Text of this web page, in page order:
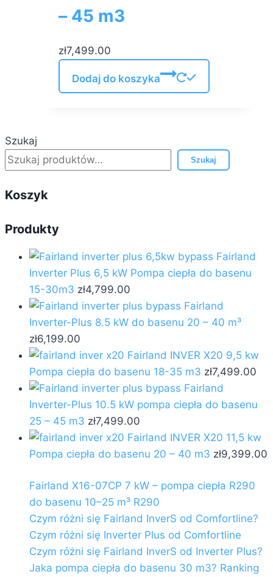
– 45 m3
zł7,499.00
Dodaj do koszyka
Szukaj
Szukaj
Koszyk
Produkty
Fairland
Inverter Plus 6,5 kW Pompa ciepła do basenu
15-30m3 zł4,799.00
Fairland
Inverter-Plus 8.5 kW do basenu 20 – 40 m³
zł6,199.00
Fairland INVER X20 9,5 kw
Pompa ciepła do basenu 18-35 m3 zł7,499.00
Fairland
Inverter-Plus 10.5 kW pompa ciepła do basenu
25 – 45 m3 zł7,499.00
Fairland INVER X20 11,5 kw
Pompa ciepła do basenu 20 – 40 m3 zł9,399.00
Fairland X16-07CP 7 kW – pompa ciepła R290
do basenu 10–25 m³ R290
Czym różni się Fairland InverS od Comfortline?
Czym różni się Inverter Plus od Comfortline
Czym różni się Fairland InverS od Inverter Plus?
Jaka pompa ciepła do basenu 30 m3? Ranking